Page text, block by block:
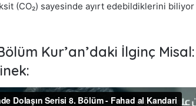
(CO₂) sayesinde ayırt edebildiklerini biliyor
Kur’an’daki İlginç Misal:
Bakara Suresi Tefsiri -
Nouman Ali Khan